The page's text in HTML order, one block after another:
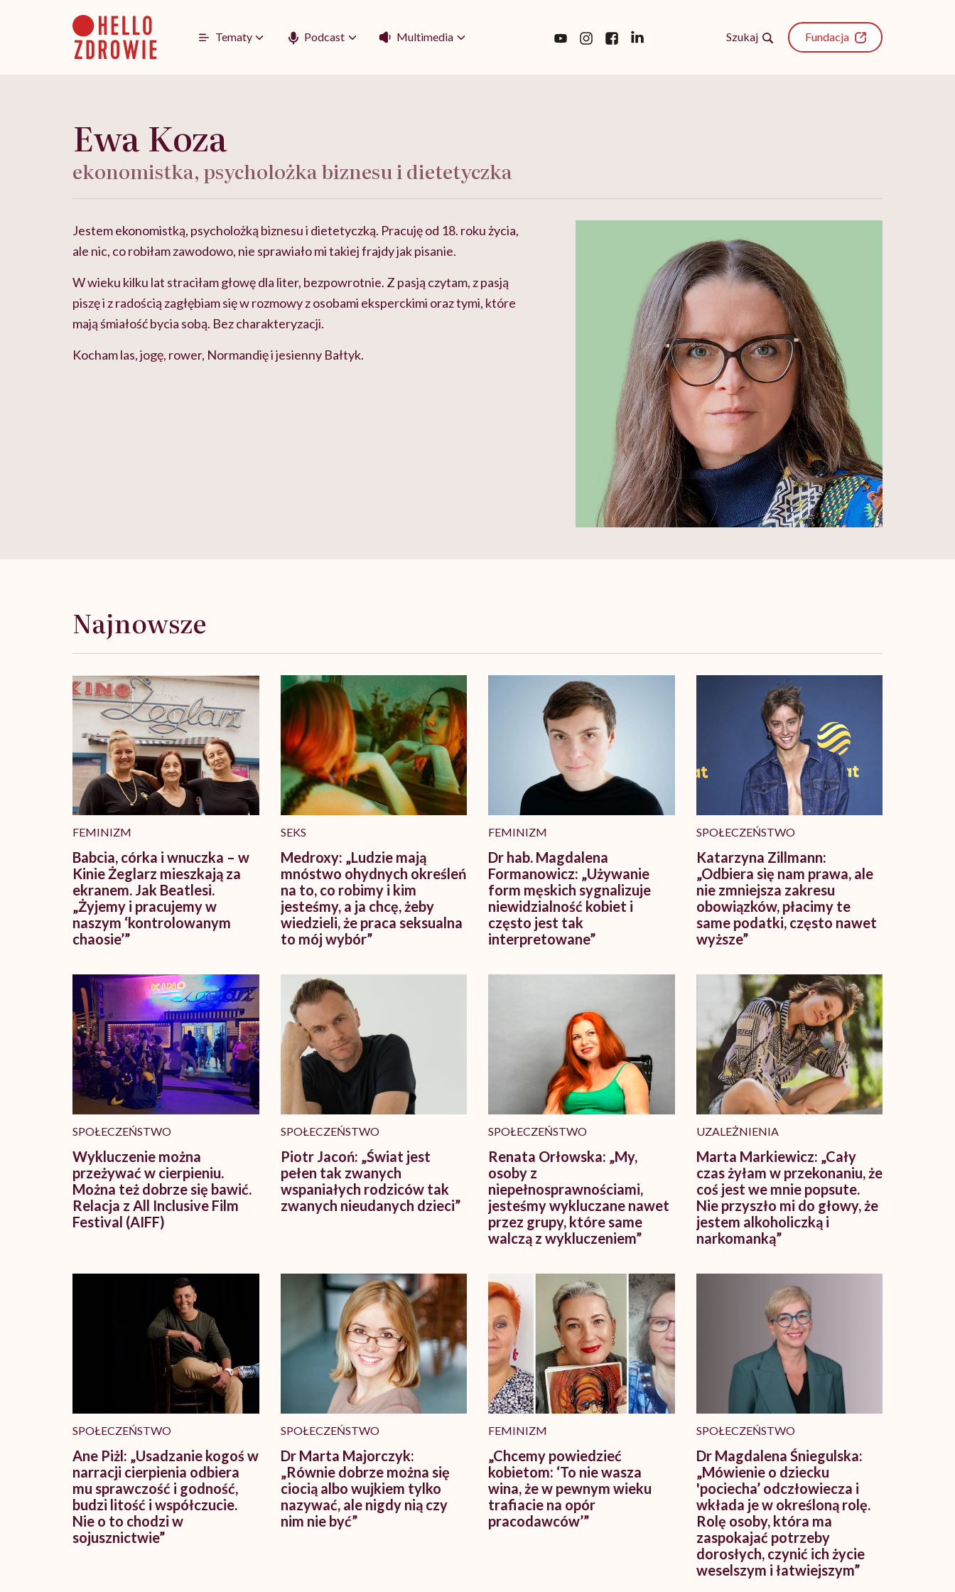
Tematy Podcast Multimedia Szukaj Fundacja
Ewa Koza
ekonomistka, psycholożka biznesu i dietetyczka
Jestem ekonomistką, psycholożką biznesu i dietetyczką. Pracuję od 18. roku życia,
ale nic, co robiłam zawodowo, nie sprawiało mi takiej frajdy jak pisanie.
W wieku kilku lat straciłam głowę dla liter, bezpowrotnie. Z pasją czytam, z pasją
piszę i z radością zagłębiam się w rozmowy z osobami eksperckimi oraz tymi, które
mają śmiałość bycia sobą. Bez charakteryzacji.
Kocham las, jogę, rower, Normandię i jesienny Bałtyk.
Najnowsze
FEMINIZM
Babcia, córka i wnuczka – w
Kinie Żeglarz mieszkają za
ekranem. Jak Beatlesi.
„Żyjemy i pracujemy w
naszym ‘kontrolowanym
chaosie’”
SEKS
Medroxy: „Ludzie mają
mnóstwo ohydnych określeń
na to, co robimy i kim
jesteśmy, a ja chcę, żeby
wiedzieli, że praca seksualna
to mój wybór”
FEMINIZM
Dr hab. Magdalena
Formanowicz: „Używanie
form męskich sygnalizuje
niewidzialność kobiet i
często jest tak
interpretowane”
SPOŁECZEŃSTWO
Katarzyna Zillmann:
„Odbiera się nam prawa, ale
nie zmniejsza zakresu
obowiązków, płacimy te
same podatki, często nawet
wyższe”
SPOŁECZEŃSTWO
Wykluczenie można
przeżywać w cierpieniu.
Można też dobrze się bawić.
Relacja z All Inclusive Film
Festival (AIFF)
SPOŁECZEŃSTWO
Piotr Jacoń: „Świat jest
pełen tak zwanych
wspaniałych rodziców tak
zwanych nieudanych dzieci”
SPOŁECZEŃSTWO
Renata Orłowska: „My,
osoby z
niepełnosprawnościami,
jesteśmy wykluczane nawet
przez grupy, które same
walczą z wykluczeniem”
UZALEŻNIENIA
Marta Markiewicz: „Cały
czas żyłam w przekonaniu, że
coś jest we mnie popsute.
Nie przyszło mi do głowy, że
jestem alkoholiczką i
narkomanką”
SPOŁECZEŃSTWO
Ane Piżl: „Usadzanie kogoś w
narracji cierpienia odbiera
mu sprawczość i godność,
budzi litość i współczucie.
Nie o to chodzi w
sojusznictwie”
SPOŁECZEŃSTWO
Dr Marta Majorczyk:
„Równie dobrze można się
ciocią albo wujkiem tylko
nazywać, ale nigdy nią czy
nim nie być”
FEMINIZM
„Chcemy powiedzieć
kobietom: ‘To nie wasza
wina, że w pewnym wieku
trafiacie na opór
pracodawców’”
SPOŁECZEŃSTWO
Dr Magdalena Śniegulska:
„Mówienie o dziecku
'pociecha’ odczłowiecza i
wkłada je w określoną rolę.
Rolę osoby, która ma
zaspokajać potrzeby
dorosłych, czynić ich życie
weselszym i łatwiejszym”